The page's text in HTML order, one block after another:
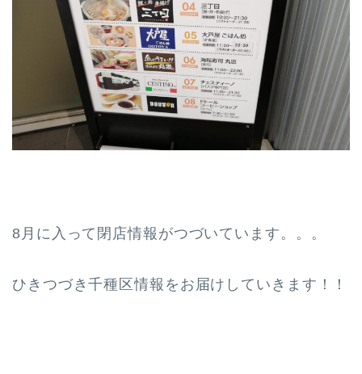
8月に入って閉店情報がつづいています。。。
ひきつづき千種区情報をお届けしていきます！！